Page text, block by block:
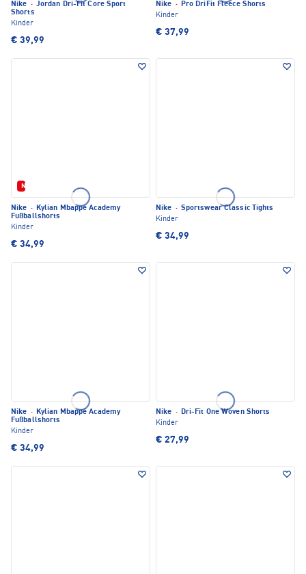
Nike · Jordan Dri-Fit Core Sport
Shorts
Kinder
€ 39,99
Nike · Pro DriFit Fleece Shorts
Kinder
€ 37,99
Neu
Nike · Kylian Mbappé Academy
Fußballshorts
Kinder
€ 34,99
Nike · Sportswear Classic Tights
Kinder
€ 34,99
Nike · Kylian Mbappé Academy
Fußballshorts
Kinder
€ 34,99
Nike · Dri-Fit One Woven Shorts
Kinder
€ 27,99